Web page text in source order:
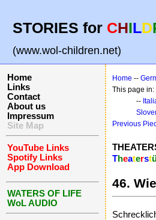
STORIES for CHILD
(www.wol-children.net)
Home
Links
Contact
About us
Impressum
Site Map
YouTube Links
Spotify Links
App Download
WATERS OF LIFE
WoL AUDIO
Home --
This page in:
--
Previous
Theaterst
46.